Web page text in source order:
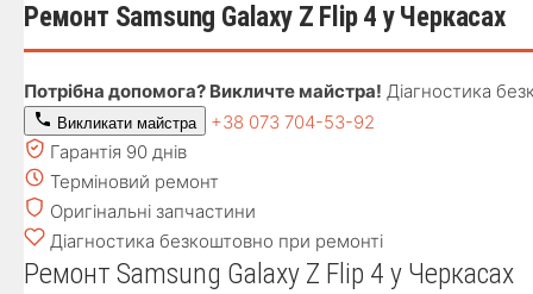
Ремонт Samsung Galaxy Z Flip 4 у Черкасах
Потрібна допомога? Викличте майстра! Діагностика
Викликати майстра
+38 073 704-53-92
Гарантія 90 днів
Терміновий ремонт
Оригінальні запчастини
Діагностика безкоштовно при ремонті
Ремонт Samsung Galaxy Z Flip 4 у Черкасах